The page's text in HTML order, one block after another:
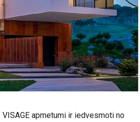
VISAGE apmetumi ir iedvesmoti no